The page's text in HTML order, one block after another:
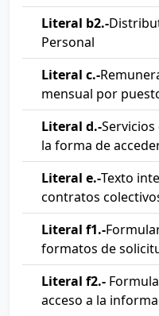
Literal b2.-
Personal
Literal c.-
mensual por
Literal d.-
la forma de
Literal e.-Texto
contratos
Literal f1.-
formatos de
Literal f2.-
acceso a la